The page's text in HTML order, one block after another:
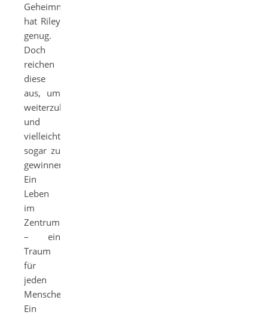
Geheimnisse
hat Riley
genug.
Doch
reichen
diese
aus, um
weiterzukommen
und
vielleicht
sogar zu
gewinnen?
Ein
Leben
im
Zentrum
– ein
Traum
für
jeden
Menschen.
Ein